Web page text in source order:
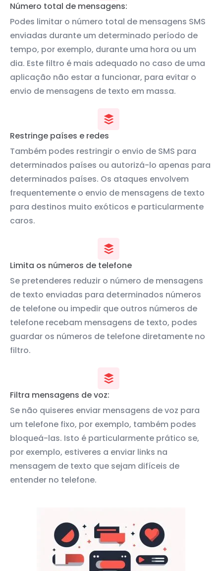
Número total de mensagens:
Podes limitar o número total de mensagens SMS
enviadas durante um determinado período de
tempo, por exemplo, durante uma hora ou um
dia. Este filtro é mais adequado no caso de uma
aplicação não estar a funcionar, para evitar o
envio de mensagens de texto em massa.
Restringe países e redes
Também podes restringir o envio de SMS para
determinados países ou autorizá-lo apenas para
determinados países. Os ataques envolvem
frequentemente o envio de mensagens de texto
para destinos muito exóticos e particularmente
caros.
Limita os números de telefone
Se pretenderes reduzir o número de mensagens
de texto enviadas para determinados números
de telefone ou impedir que outros números de
telefone recebam mensagens de texto, podes
guardar os números de telefone diretamente no
filtro.
Filtra mensagens de voz:
Se não quiseres enviar mensagens de voz para
um telefone fixo, por exemplo, também podes
bloqueá-las. Isto é particularmente prático se,
por exemplo, estiveres a enviar links na
mensagem de texto que sejam difíceis de
entender no telefone.